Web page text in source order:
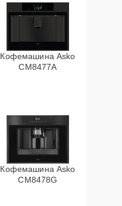
Кофемашина Asko
CM8477A
Кофемашина Asko
CM8478G